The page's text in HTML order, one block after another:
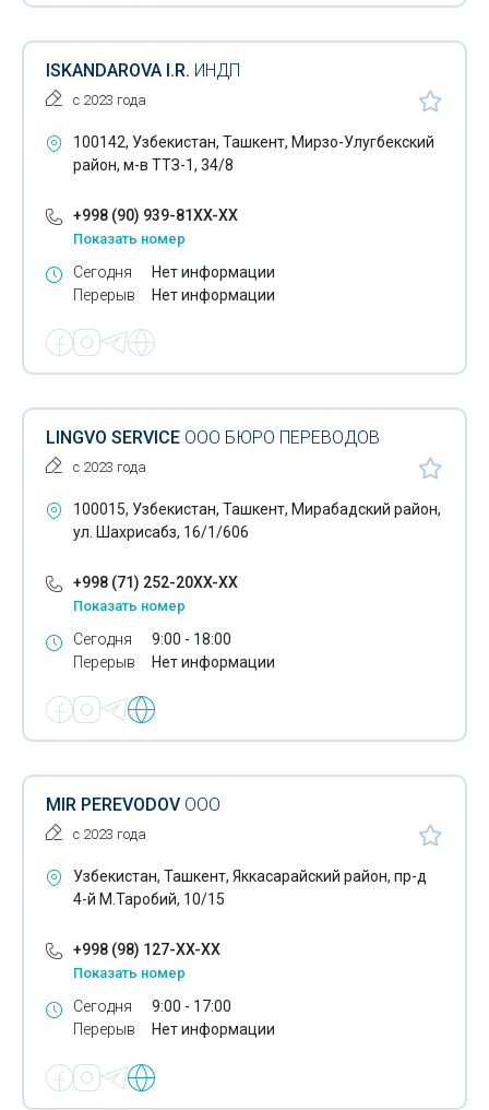
ISKANDAROVA I.R. ИНДП
с 2023 года
100142, Узбекистан, Ташкент, Мирзо-Улугбекский
район, м-в ТТЗ-1, 34/8
+998 (90) 939-81XX-XX
Показать номер
Сегодня
Перерыв
Нет информации
Нет информации
LINGVO SERVICE ООО БЮРО ПЕРЕВОДОВ
с 2023 года
100015, Узбекистан, Ташкент, Мирабадский район,
ул. Шахрисабз, 16/1/606
+998 (71) 252-20XX-XX
Показать номер
Сегодня
Перерыв
9:00 - 18:00
Нет информации
MIR PEREVODOV ООО
с 2023 года
Узбекистан, Ташкент, Яккасарайский район, пр-д
4-й М.Таробий, 10/15
+998 (98) 127-XX-XX
Показать номер
Сегодня
Перерыв
9:00 - 17:00
Нет информации